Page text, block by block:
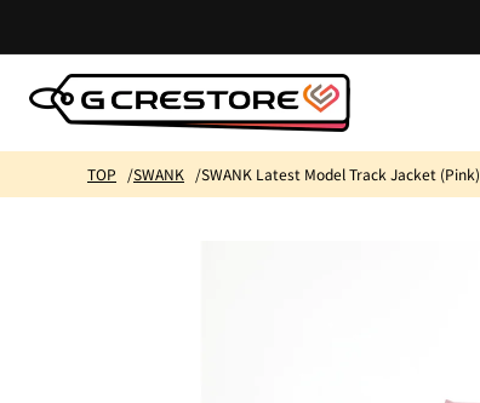
進む
TOP SWANK SWANK Latest Model Track Jacket (Pink)